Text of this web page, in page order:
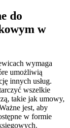
do
w
wymaga
umożliwią
innych usług.
wszelkie
takie jak umowy,
jest, aby
w formie